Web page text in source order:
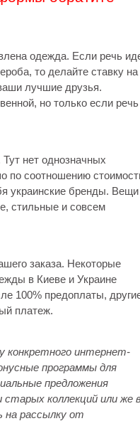
одежда. Если речь
то делайте ставку на
лучшие друзья.
но только если речь
нет однозначных
по соотношению
украинские бренды. Вещи
стильные и совсем
заказа. Некоторые
в Киеве и Украине
100% предоплаты,
платеж.
конкретного интернет-
программы для
предложения
коллекций или же
на рассылку от